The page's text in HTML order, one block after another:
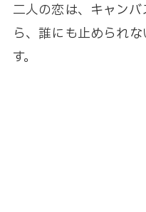
二人の恋は、キャン
ら、誰にも止められ
す。